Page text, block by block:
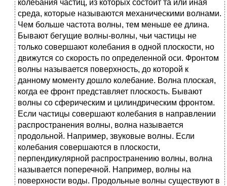
колебания частиц, из которых состоит та или иная
среда, которые называются механическими волнами.
Чем больше частота волны, тем меньше ее длина.
Бывают бегущие волны-волны, чьи частицы не
только совершают колебания в одной плоскости, но
движутся со скорость по определенной оси. Фронтом
волны называется поверхность, до которой к
данному моменту дошло колебание. Волна плоская,
когда ее фронт представляет плоскость. Бывают
волны со сферическим и цилиндрическим фронтом.
Если частицы совершают колебания в направлении
распространения волны, волна называется
продольной. Например, звуковые волны. Если
колебания совершаются в плоскости,
перпендикулярной распространению волны, волна
называется поперечной. Например, волны на
поверхности воды. Продольные волны существуют в